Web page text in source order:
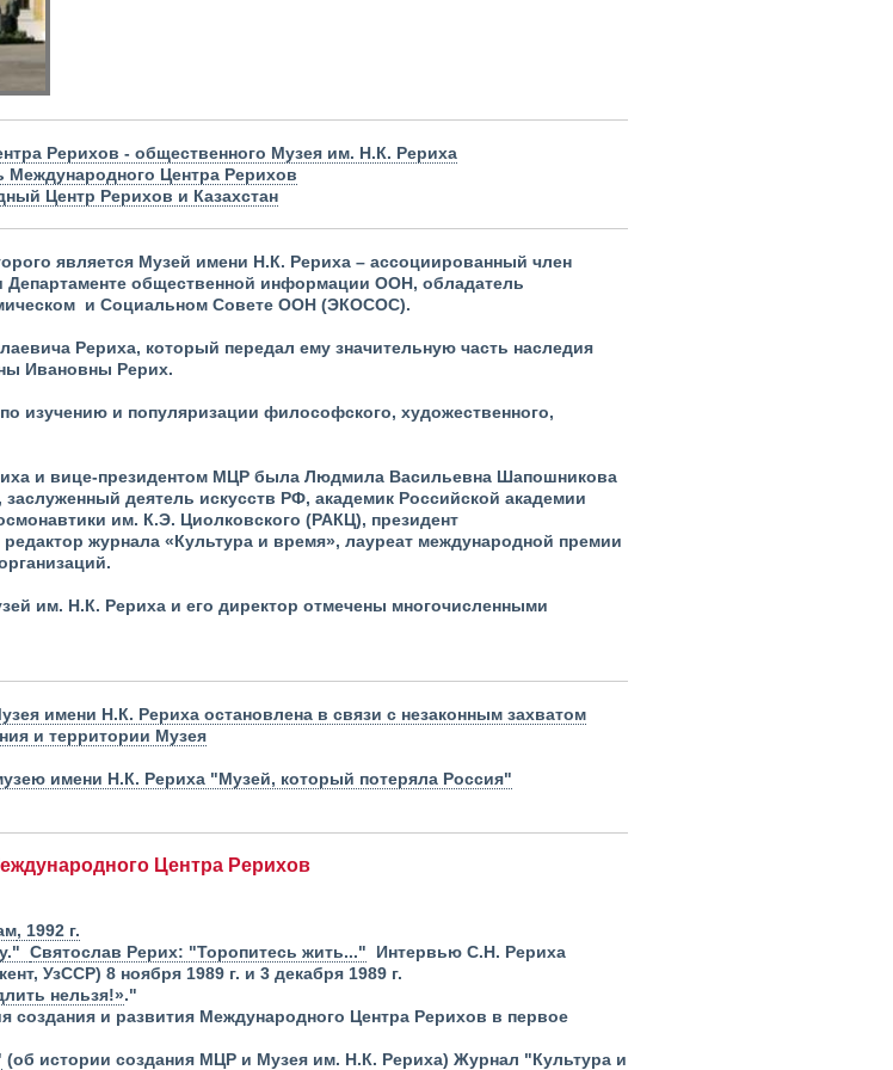
Рерихов - общественного Музея им. Н.К. Рериха
Международного Центра Рерихов
Центр Рерихов и Казахстан
является Музей имени Н.К. Рериха – ассоциированный член
Департаменте общественной информации ООН, обладатель
и Социальном Совете ООН (ЭКОСОС).
Рериха, который передал ему значительную часть наследия
Ивановны Рерих.
изучению и популяризации философского, художественного,
и вице-президентом МЦР была Людмила Васильевна Шапошникова
деятель искусств РФ, академик Российской академии
им. К.Э. Циолковского (РАКЦ), президент
журнала «Культура и время», лауреат международной премии
им. Н.К. Рериха и его директор отмечены многочисленными
имени Н.К. Рериха остановлена в связи с незаконным захватом
и территории Музея
имени Н.К. Рериха "Музей, который потеряла Россия"
Центра Рерихов
, 1992 г.
Святослав Рерих: "Торопитесь жить..." Интервью С.Н. Рериха
УзССР) 8 ноября 1989 г. и 3 декабря 1989 г.
нельзя!»."
создания и развития Международного Центра Рерихов в первое
(об истории создания МЦР и Музея им. Н.К. Рериха) Журнал "Культура и